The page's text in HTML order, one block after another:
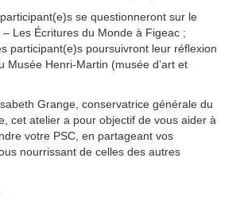
se questionneront sur le
Les Écritures du Monde à Figeac ;
participant(e)s poursuivront leur réflexion
Musée Henri-Martin (musée d’art et
Grange, conservatrice générale du
cet atelier a pour objectif de vous aider à
votre PSC, en partageant vos
nourrissant de celles des autres